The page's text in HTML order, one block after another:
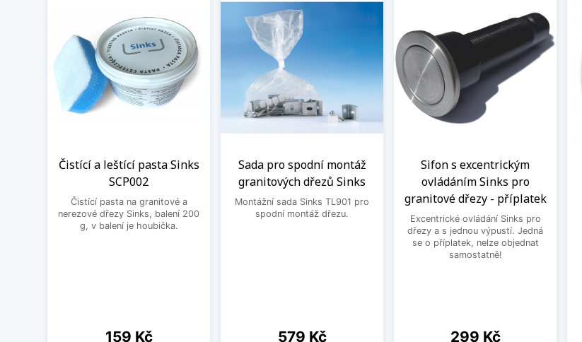
Čistící a leštící pasta Sinks
SCP002
Čistící pasta na granitové a
nerezové dřezy Sinks, balení 200
g, v balení je houbička.
Cena
159 Kč
Sada pro spodní montáž
granitových dřezů Sinks
Montážní sada Sinks TL901 pro
spodní montáž dřezu.
Cena
579 Kč
Sifon s excentrickým
ovládáním Sinks pro
granitové dřezy - příplatek
Excentrické ovládání Sinks pro
dřezy a s jednou výpustí. Jedná
se o příplatek, nelze objednat
samostatně!
Cena
299 Kč